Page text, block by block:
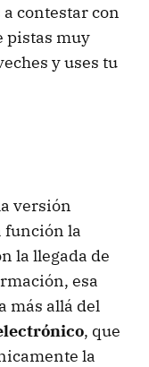
contestar con
pistas muy
y uses tu
versión
función la
la llegada de
esa
más allá del
, que
la